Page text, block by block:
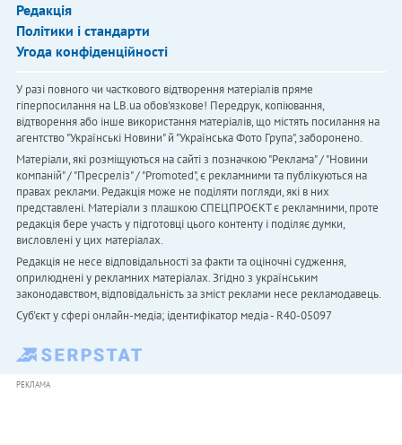
Редакція
Політики і стандарти
Угода конфіденційності
У разі повного чи часткового відтворення матеріалів пряме
гіперпосилання на LB.ua обов'язкове! Передрук, копіювання,
відтворення або інше використання матеріалів, що містять посилання на
агентство "Українськi Новини" й "Українська Фото Група", заборонено.
Матеріали, які розміщуються на сайті з позначкою "Реклама" / "Новини
компаній" / "Пресреліз" / "Promoted", є рекламними та публікуються на
правах реклами. Редакція може не поділяти погляди, які в них
представлені. Матеріали з плашкою СПЕЦПРОЄКТ є рекламними, проте
редакція бере участь у підготовці цього контенту і поділяє думки,
висловлені у цих матеріалах.
Редакція не несе відповідальності за факти та оціночні судження,
оприлюднені у рекламних матеріалах. Згідно з українським
законодавством, відповідальність за зміст реклами несе рекламодавець.
Cуб'єкт у сфері онлайн-медіа; ідентифікатор медіа - R40-05097
РЕКЛАМА